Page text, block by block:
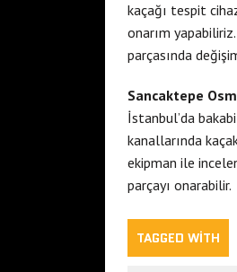
kaçağı tespit
onarım
parçasında
Sancaktepe
İstanbul’da
kanallarında
ekipman ile
parçayı onarabilir.
TAGGED WITH